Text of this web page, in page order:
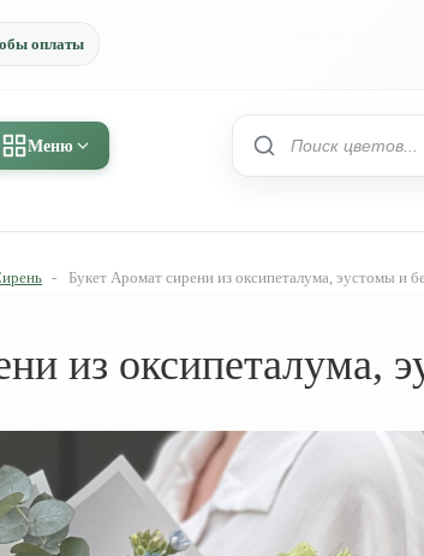
оплаты
Меню
- Букет Аромат сирени из оксипеталума, эустомы и
из оксипеталума,